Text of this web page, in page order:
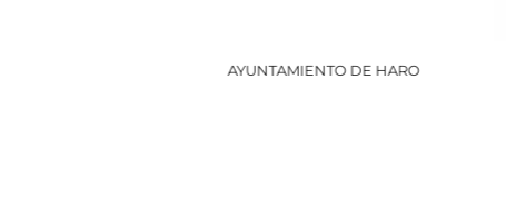
AYUNTAMIENTO DE HARO